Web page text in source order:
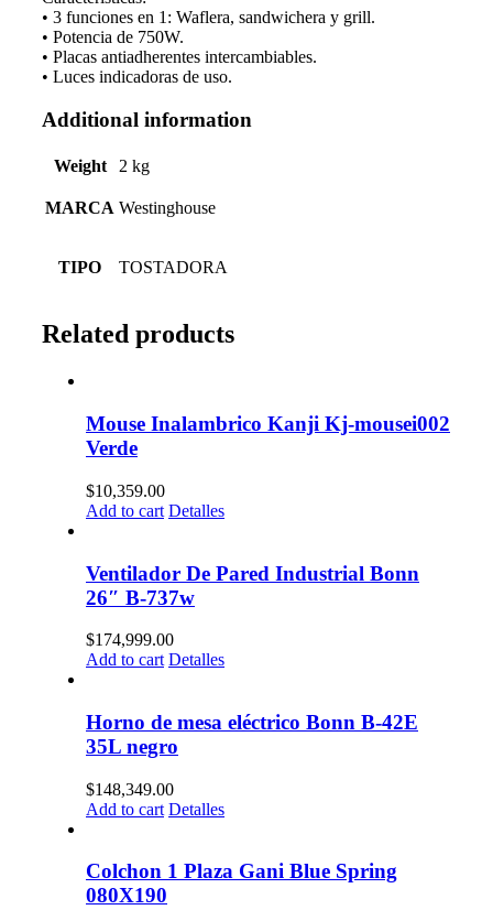
• 3 funciones en 1: Waflera, sandwichera y grill.
• Potencia de 750W.
• Placas antiadherentes intercambiables.
• Luces indicadoras de uso.
Additional information
Weight 2 kg
MARCA Westinghouse
TIPO TOSTADORA
Related products
Mouse Inalambrico Kanji Kj-mousei002
Verde
$10,359.00
Add to cart Detalles
Ventilador De Pared Industrial Bonn
26″ B-737w
$174,999.00
Add to cart Detalles
Horno de mesa eléctrico Bonn B-42E
35L negro
$148,349.00
Add to cart Detalles
Colchon 1 Plaza Gani Blue Spring
080X190